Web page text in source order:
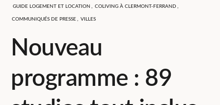
GUIDE LOGEMENT ET LOCATION COLIVING À CLERMONT-FERRAND
COMMUNIQUÉS DE PRESSE VILLES
Nouveau
programme : 89